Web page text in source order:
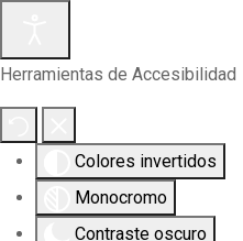
Herramientas de Accesibilidad
Colores invertidos
Monocromo
Contraste oscuro